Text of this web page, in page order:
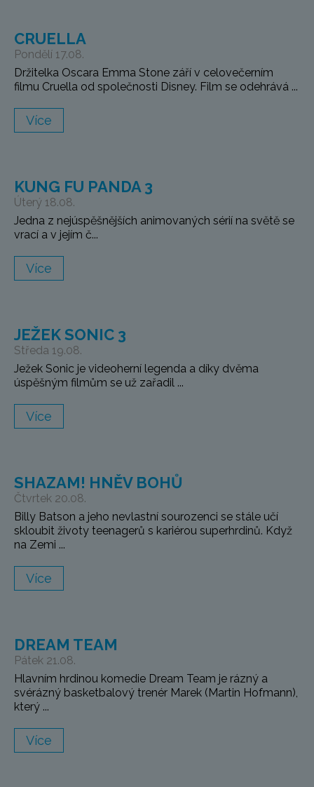
CRUELLA
Pondělí 17.08.
Držitelka Oscara Emma Stone září v celovečerním
filmu Cruella od společnosti Disney. Film se odehrává ...
Více
KUNG FU PANDA 3
Úterý 18.08.
Jedna z nejúspěšnějších animovaných sérií na světě se
vrací a v jejím č...
Více
JEŽEK SONIC 3
Středa 19.08.
Ježek Sonic je videoherní legenda a díky dvěma
úspěšným filmům se už zařadil ...
Více
SHAZAM! HNĚV BOHŮ
Čtvrtek 20.08.
Billy Batson a jeho nevlastní sourozenci se stále učí
skloubit životy teenagerů s kariérou superhrdinů. Když
na Zemi ...
Více
DREAM TEAM
Pátek 21.08.
Hlavním hrdinou komedie Dream Team je rázný a
svérázný basketbalový trenér Marek (Martin Hofmann),
který ...
Více